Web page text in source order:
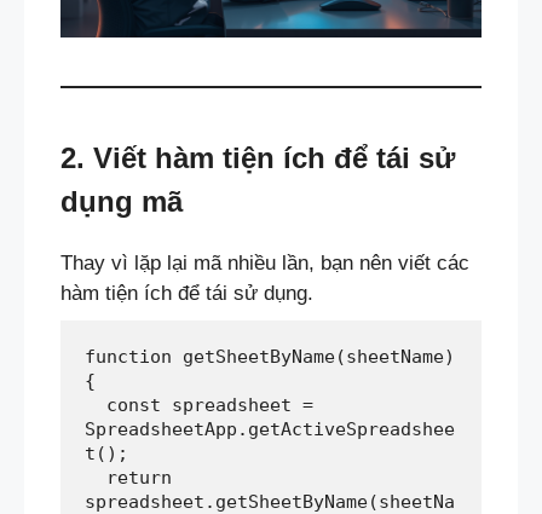
2. Viết hàm tiện ích để tái sử
dụng mã
Thay vì lặp lại mã nhiều lần, bạn nên viết các
hàm tiện ích để tái sử dụng.
function getSheetByName(sheetName)
{
SpreadsheetApp.getActiveSpreadshee
t();
spreadsheet.getSheetByName(sheetNa